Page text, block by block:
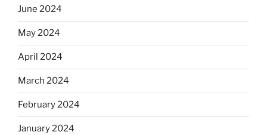
June 2024
May 2024
April 2024
March 2024
February 2024
January 2024